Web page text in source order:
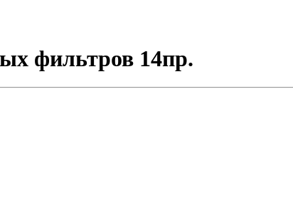
фильтров 14пр.